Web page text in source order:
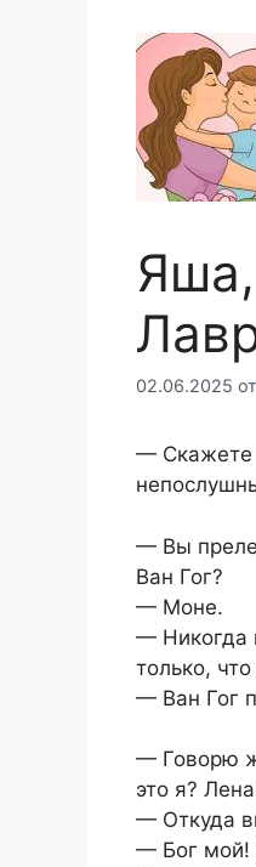
02.06.2025 от
— Скажете
— Вы
Ван Гог?
— Моне.
— Никогда
только,
— Ван Гог
— Говорю
это я?
— Откуда
— Бог мой!